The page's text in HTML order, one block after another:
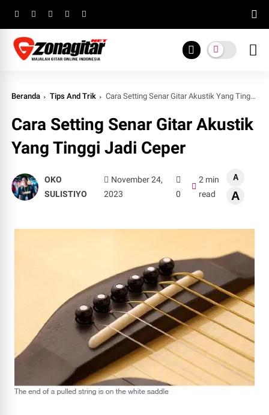
Beranda Tips And Trik Cara Setting Senar Gitar Akustik Yang Tinggi Jadi Ceper
Cara Setting Senar Gitar Akustik
Yang Tinggi Jadi Ceper
OKO
SULISTIYO
November 24,
2023
0
2 min
read
A
A